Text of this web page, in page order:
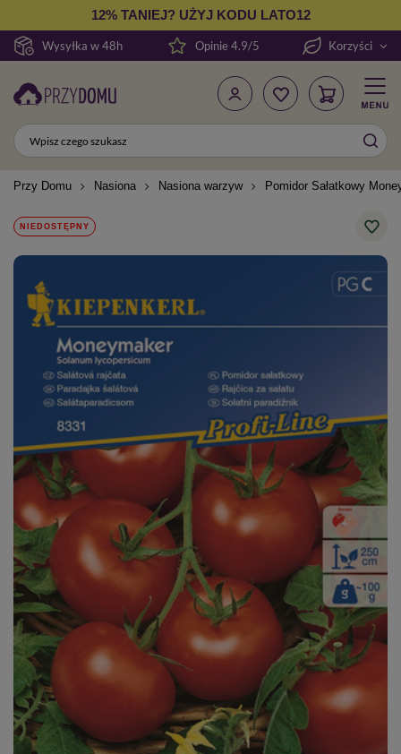
Wysyłka w 48h
12% TANIEJ? UŻYJ KODU LATO12
Opinie 4.9/5 Korzyści
Przy Domu Nasiona Nasiona warzyw Pomidor Sałatkowy
NIEDOSTĘPNY